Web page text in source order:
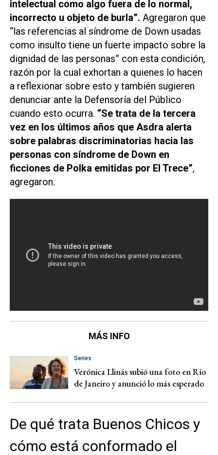
intelectual como algo fuera de lo normal,
incorrecto u objeto de burla”. Agregaron que
“las referencias al síndrome de Down usadas
como insulto tiene un fuerte impacto sobre la
dignidad de las personas” con esta condición,
razón por la cual exhortan a quienes lo hacen
a reflexionar sobre esto y también sugieren
denunciar ante la Defensoría del Público
cuando esto ocurra. “Se trata de la tercera
vez en los últimos años que Asdra alerta
sobre palabras discriminatorias hacia las
personas con síndrome de Down en
ficciones de Polka emitidas por El Trece”,
agregaron.
MÁS INFO
Series
Verónica Llinás subió una foto en Río
de Janeiro y anunció lo más esperado
De qué trata Buenos Chicos y
cómo está conformado el